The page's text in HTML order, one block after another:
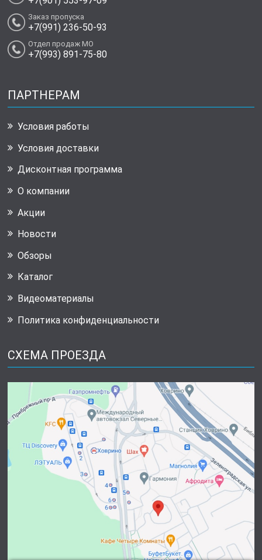
Заказ пропуска
+7(991) 236-50-93
Отдел продаж МО
+7(993) 891-75-80
ПАРТНЕРАМ
Условия работы
Условия доставки
Дисконтная программа
О компании
Акции
Новости
Обзоры
Каталог
Видеоматериалы
Политика конфиденциальности
СХЕМА ПРОЕЗДА